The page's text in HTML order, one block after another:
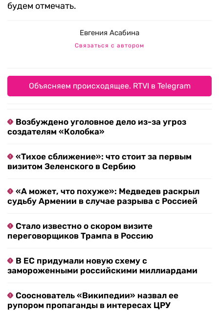
будем отмечать.
Евгения Асабина
Связаться с автором
Объясняем происходящее. RTVI в Telegram
Возбуждено уголовное дело из-за угроз
создателям «Колобка»
«Тихое сближение»: что стоит за первым
визитом Зеленского в Сербию
«А может, что похуже»: Медведев раскрыл
судьбу Армении в случае разрыва с Россией
Стало известно о скором визите
переговорщиков Трампа в Россию
В ЕС придумали новую схему с
замороженными российскими миллиардами
Сооснователь «Википедии» назвал ее
рупором пропаганды в интересах ЦРУ